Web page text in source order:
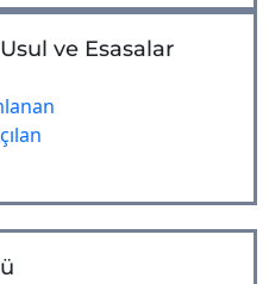
ve Esasalar